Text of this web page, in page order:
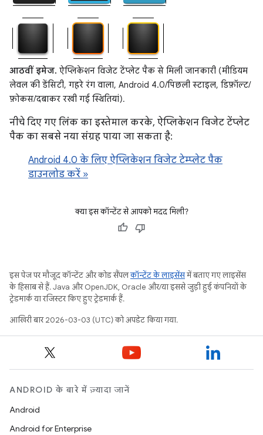
आठवीं इमेज. ऐप्लिकेशन विजेट टेंप्लेट पैक से मिली जानकारी (मीडियम
लेवल की डेंसिटी, गहरे रंग वाला, Android 4.0/पिछली स्टाइल, डिफ़ॉल्ट/
फ़ोकस/दबाकर रखी गई स्थितियां).
नीचे दिए गए लिंक का इस्तेमाल करके, ऐप्लिकेशन विजेट टेंप्लेट
पैक का सबसे नया संग्रह पाया जा सकता है:
Android 4.0 के लिए ऐप्लिकेशन विजेट टेम्प्लेट पैक
डाउनलोड करें »
क्या इस कॉन्टेंट से आपको मदद मिली?
इस पेज पर मौजूद कॉन्टेंट और कोड सैंपलकॉन्टेंट के लाइसेंसमें बताए गए लाइसेंस
के हिसाब से हैं. Java और OpenJDK, Oracle और/या इससे जुड़ी हुई कंपनियों के
ट्रेडमार्क या रजिस्टर किए हुए ट्रेडमार्क हैं.
आखिरी बार 2026-03-03 (UTC) को अपडेट किया गया.
ANDROID के बारे में ज़्यादा जानें
Android
Android for Enterprise